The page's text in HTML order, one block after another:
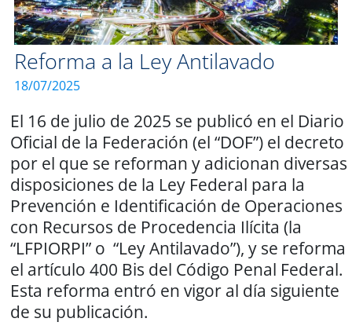
Reforma a la Ley Antilavado
18/07/2025
El 16 de julio de 2025 se publicó en el Diario
Oficial de la Federación (el “DOF”) el decreto
por el que se reforman y adicionan diversas
disposiciones de la Ley Federal para la
Prevención e Identificación de Operaciones
con Recursos de Procedencia Ilícita (la
“LFPIORPI” o “Ley Antilavado”), y se reforma
el artículo 400 Bis del Código Penal Federal.
Esta reforma entró en vigor al día siguiente
de su publicación.